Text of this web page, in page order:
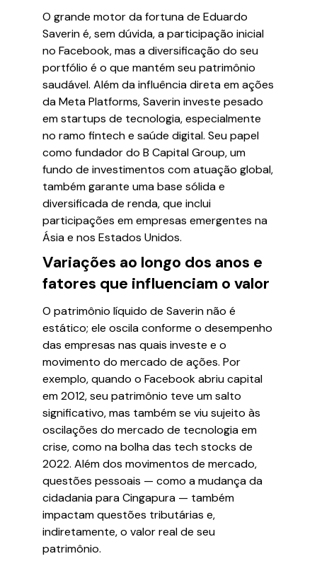
O grande motor da fortuna de Eduardo
Saverin é, sem dúvida, a participação inicial
no Facebook, mas a diversificação do seu
portfólio é o que mantém seu patrimônio
saudável. Além da influência direta em ações
da Meta Platforms, Saverin investe pesado
em startups de tecnologia, especialmente
no ramo fintech e saúde digital. Seu papel
como fundador do B Capital Group, um
fundo de investimentos com atuação global,
também garante uma base sólida e
diversificada de renda, que inclui
participações em empresas emergentes na
Ásia e nos Estados Unidos.
Variações ao longo dos anos e
fatores que influenciam o valor
O patrimônio líquido de Saverin não é
estático; ele oscila conforme o desempenho
das empresas nas quais investe e o
movimento do mercado de ações. Por
exemplo, quando o Facebook abriu capital
em 2012, seu patrimônio teve um salto
significativo, mas também se viu sujeito às
oscilações do mercado de tecnologia em
crise, como na bolha das tech stocks de
2022. Além dos movimentos de mercado,
questões pessoais — como a mudança da
cidadania para Cingapura — também
impactam questões tributárias e,
indiretamente, o valor real de seu
patrimônio.